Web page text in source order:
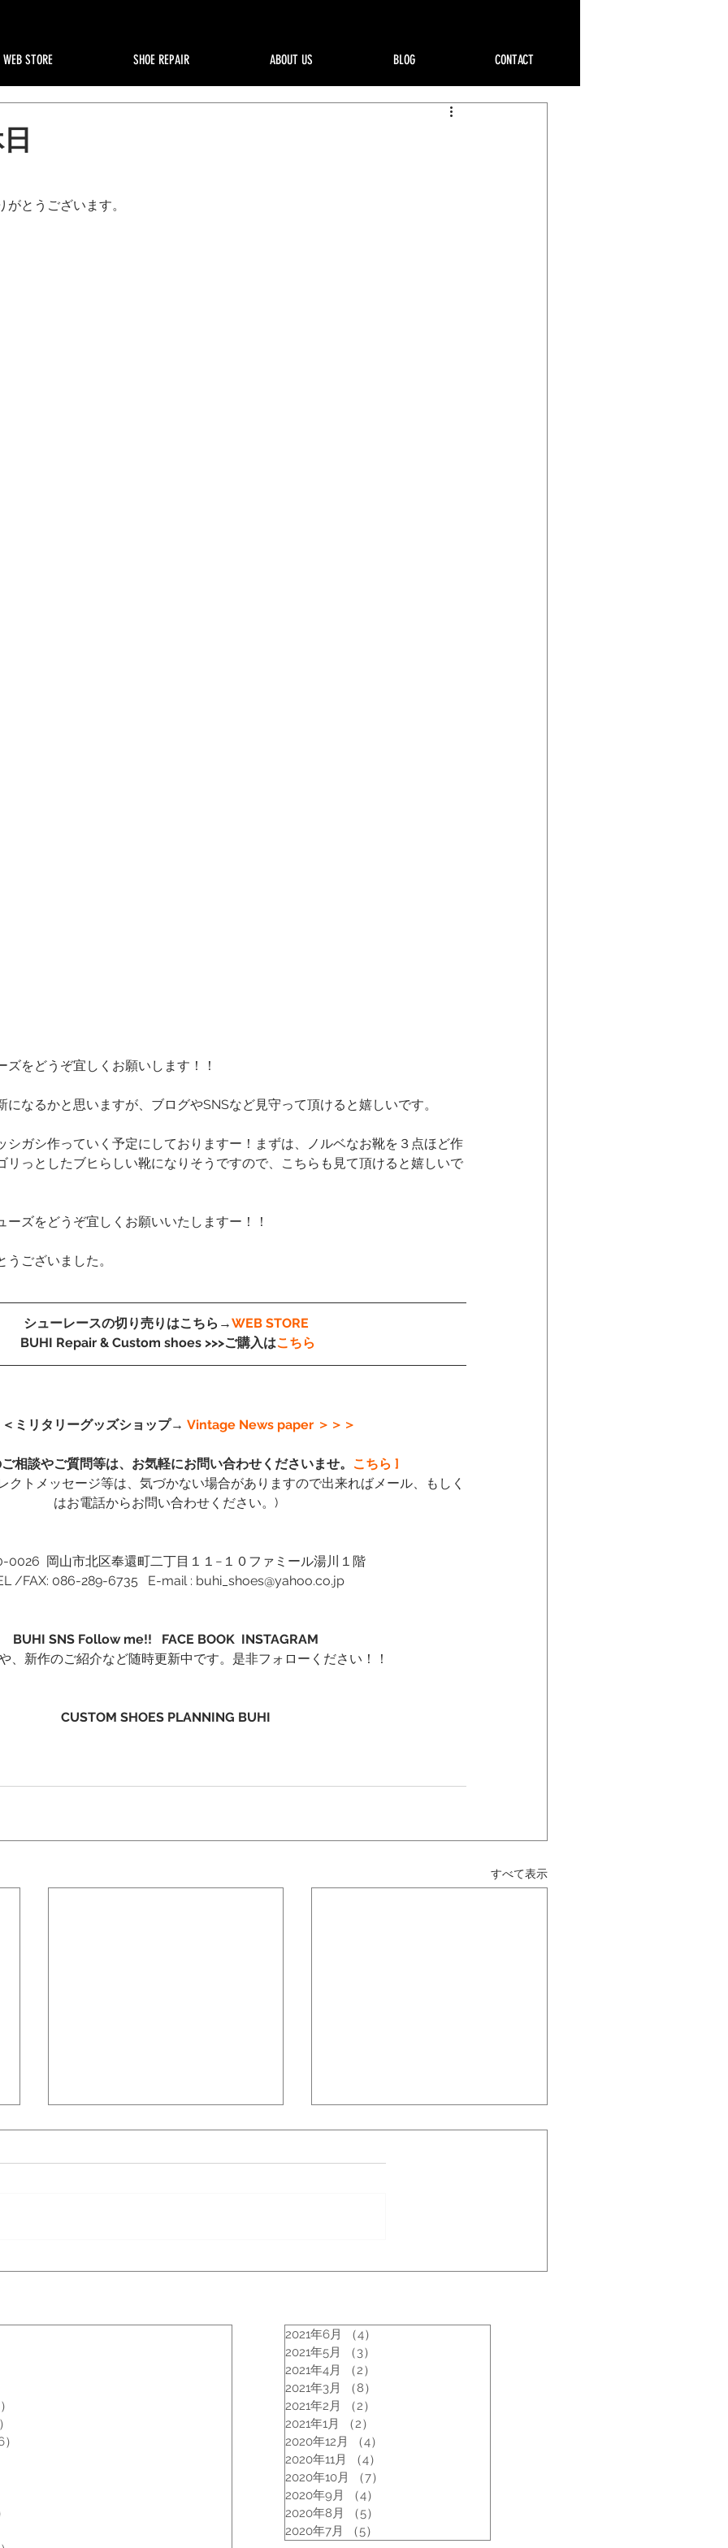
WEB STORE SHOE REPAIR ABOUT US BLOG CONTACT
とうございます。
ズをどうぞ宜しくお願いします！！
になるかと思いますが、ブログやSNSなど見守って頂けると嬉しいです。
シガシ作っていく予定にしておりますー！まずは、ノルベなお靴を３点ほど作
リっとしたブヒらしい靴になりそうですので、こちらも見て頂けると嬉しいで
ーズをどうぞ宜しくお願いいたしますー！！
ございました。
シューレースの切り売りはこちら→WEB STORE
BUHI Repair & Custom shoes >>>ご購入はこちら
＜ミリタリーグッズショップ→ Vintage News paper ＞＞＞
相談やご質問等は、お気軽にお問い合わせくださいませ。 こちら ]
クトメッセージ等は、気づかない場合がありますので出来ればメール、もしく
はお電話からお問い合わせください。)
0026  岡山市北区奉還町二丁目１１−１０ファミール湯川１階
/FAX: 086-289-6735   E-mail : buhi_shoes@yahoo.co.jp
BUHI SNS Follow me!!   FACE BOOK INSTAGRAM
、新作のご紹介など随時更新中です。是非フォローください！！
CUSTOM SHOES PLANNING BUHI
すべて表示
）
2021年6月 （4）
2021年5月
（3）
2021年4月
（2）
2021年3月
（8）
2021年2月
（2）
2021年1月
（2）
2020年12月
（4）
2020年11月
（4）
2020年10月
（7）
2020年9月
（4）
2020年8月
（5）
2020年7月
（5）